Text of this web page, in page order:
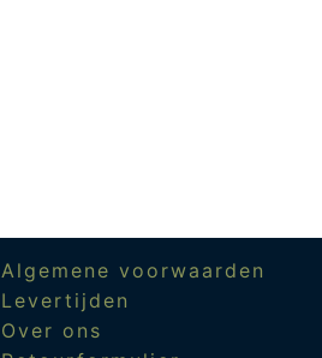
Algemene voorwaarden
Levertijden
Over ons